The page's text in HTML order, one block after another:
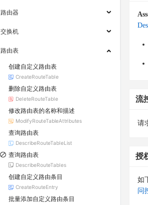
路由器
交换机
路由表
创建自定义路由表
CreateRouteTable
删除自定义路由表
DeleteRouteTable
修改路由表的名称和描述
ModifyRouteTableAttributes
查询路由表
DescribeRouteTableList
查询路由表
DescribeRouteTables
创建自定义路由条目
CreateRouteEntry
批量添加自定义路由条目
流
请
授
如
问